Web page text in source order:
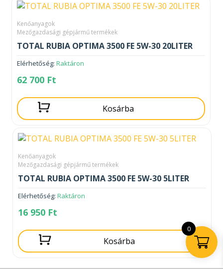
Kenőanyagok
Mezőgazdasági gépjármű termékek
TOTAL RUBIA OPTIMA 3500 FE 5W-30 20LITER
Elérhetőség: Raktáron
62 700 Ft
Kosárba
Kenőanyagok
Mezőgazdasági gépjármű termékek
TOTAL RUBIA OPTIMA 3500 FE 5W-30 5LITER
Elérhetőség: Raktáron
16 950 Ft
Kosárba
0